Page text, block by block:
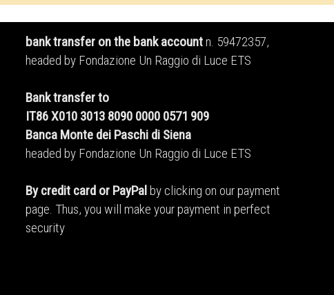
bank transfer on the bank accountn. 59472357,
headed by Fondazione Un Raggio di Luce ETS
Bank transfer to
IT86 X010 3013 8090 0000 0571 909
Banca Monte dei Paschi di Siena
headed by Fondazione Un Raggio di Luce ETS
By credit card or PayPal by clicking on our payment
page. Thus, you will make your payment in perfect
security